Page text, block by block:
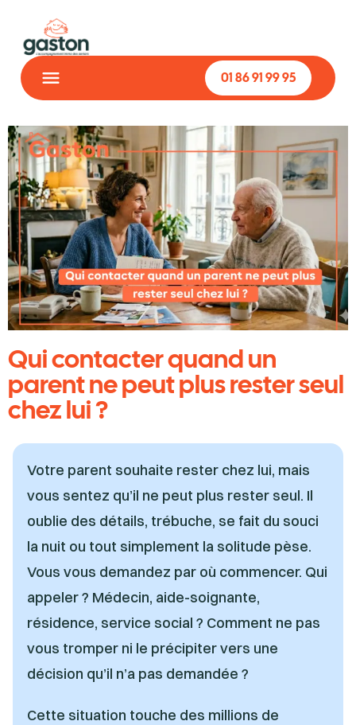
01 86 91 99 95
Qui contacter quand un
parent ne peut plus rester seul
chez lui ?
Votre parent souhaite rester chez lui, mais
vous sentez qu’il ne peut plus rester seul. Il
oublie des détails, trébuche, se fait du souci
la nuit ou tout simplement la solitude pèse.
Vous vous demandez par où commencer. Qui
appeler ? Médecin, aide-soignante,
résidence, service social ? Comment ne pas
vous tromper ni le précipiter vers une
décision qu’il n’a pas demandée ?
Cette situation touche des millions de